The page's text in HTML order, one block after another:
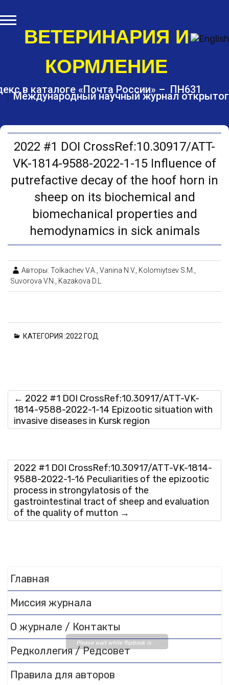
k
i
n
n
ВЕТЕРИНАРИЯ И
КОРМЛЕНИЕ
Международный научный журнал
в каталоге «Почта России» – ПН631
2022 #1 DOI CrossRef:10.30917/ATT-
VK-1814-9588-2022-1-15 Influence of
putrefactive decay of the hoof horn in
sheep on its biochemical and
biomechanical properties and
hemodynamics in sick animals
Авторы: Tolkachev V.A., Vanina N.V., Kolomiytsev S.M.,
Suvorova V.N., Kazakova D.L.
Please wait while flipbook is
loading. For more related info,
toDearFlip WordPress
КАТЕГОРИЯ :2022 ГОД
← 2022 #1 DOI CrossRef:10.30917/ATT-VK-
1814-9588-2022-1-14 Epizootic situation with
invasive diseases in Kursk region
2022 #1 DOI CrossRef:10.30917/ATT-VK-1814-
9588-2022-1-16 Peculiarities of the epizootic
process in strongylatosis of the
gastrointestinal tract of sheep and evaluation
of the quality of mutton →
Главная
Миссия журнала
О журнале / Контакты
Редколлегия / Редсовет
Правила для авторов